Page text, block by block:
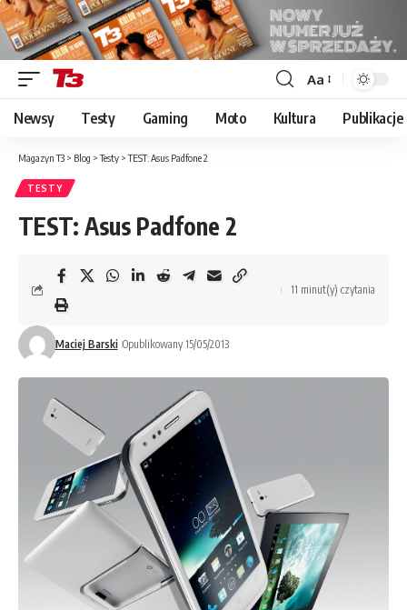
Font
Resizer
Aa
Newsy Testy Gaming Moto Kultura Publikacje
Magazyn T3 > Blog >Testy >TEST: Asus Padfone 2
TESTY
TEST: Asus Padfone 2
Maciej Barski Opublikowany 15/05/2013
11 minut(y) czytania